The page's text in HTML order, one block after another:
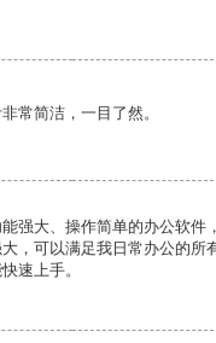
常简洁，一目了然。
强大、操作简单的办公软件
，可以满足我日常办公的所
速上手。